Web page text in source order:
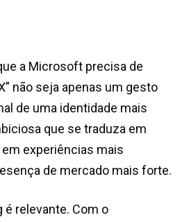
a Microsoft precisa de
não seja apenas um gesto
de uma identidade mais
que se traduza em
experiências mais
de mercado mais forte.
relevante. Com o